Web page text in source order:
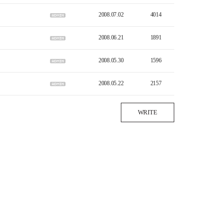
2008.07.02 4014
2008.06.21 1891
2008.05.30 1596
2008.05.22 2157
WRITE